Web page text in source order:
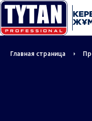
Главная страница